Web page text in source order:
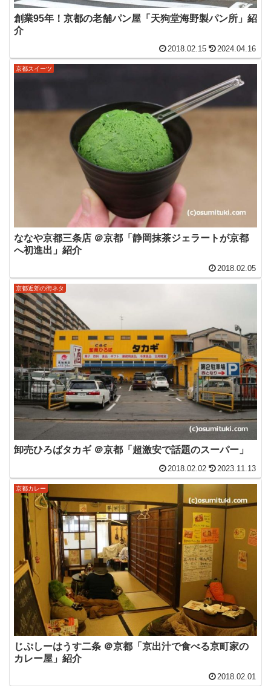
創業95年！京都の老舗パン屋「天狗堂海野製パン所」紹
介
2018.02.15 2024.04.16
京都スイーツ
ななや京都三条店 ＠京都「静岡抹茶ジェラートが京都
へ初進出」紹介
2018.02.05
京都近郊の街ネタ
卸売ひろばタカギ ＠京都「超激安で話題のスーパー」
2018.02.02 2023.11.13
京都カレー
じぷしーはうす二条 ＠京都「京出汁で食べる京町家の
カレー屋」紹介
2018.02.01